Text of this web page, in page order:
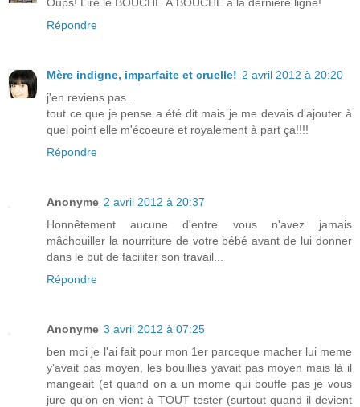
Oups! Lire le BOUCHE À BOUCHE à la dernière ligne!
Répondre
Mère indigne, imparfaite et cruelle! 2 avril 2012 à 20:20
j'en reviens pas...
tout ce que je pense a été dit mais je me devais d'ajouter à
quel point elle m'écoeure et royalement à part ça!!!!
Répondre
Anonyme 2 avril 2012 à 20:37
Honnêtement aucune d'entre vous n'avez jamais
mâchouiller la nourriture de votre bébé avant de lui donner
dans le but de faciliter son travail...
Répondre
Anonyme 3 avril 2012 à 07:25
ben moi je l'ai fait pour mon 1er parceque macher lui meme
y'avait pas moyen, les bouillies yavait pas moyen mais là il
mangeait (et quand on a un mome qui bouffe pas je vous
jure qu'on en vient à TOUT tester (surtout quand il devient